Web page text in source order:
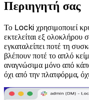
Περιηγητή σας
Το Locki χρησιμοποιεί
εκτελείται εξ ολοκλήρου
εγκαταλείπει ποτέ τη
βλέπουν ποτέ το απλό
αναγνώσιμα μόνο από
όχι από την πλατφόρμα,